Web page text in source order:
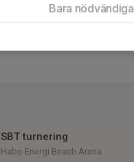
SBT turnering
Habo Energi Beach Arena
Bara nödvändiga